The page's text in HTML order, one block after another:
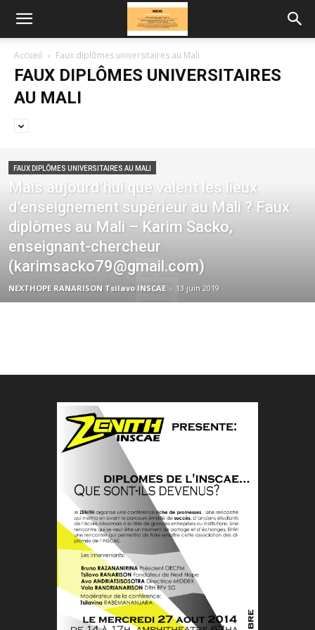
Accueil Faux diplômes universitaires au Mali
FAUX DIPLÔMES UNIVERSITAIRES
AU MALI
FAUX DIPLÔMES UNIVERSITAIRES AU MALI
Mais aujourd’hui que valent les lieux
d’enseignement supérieur au Mali ? Faux
diplômes au Mali – Karim Sacko,
enseignant-chercheur
(karimsacko79@gmail.com)
NEXTHOPE RANARISON Tsilavo INSCAE - 13 juin 2019